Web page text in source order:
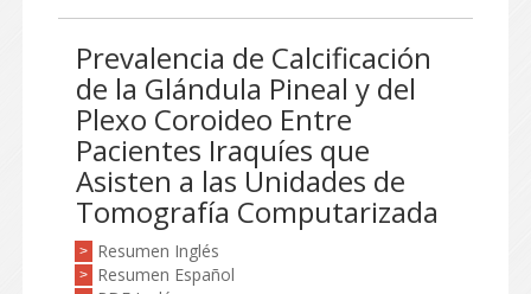
Prevalencia de Calcificación
de la Glándula Pineal y del
Plexo Coroideo Entre
Pacientes Iraquíes que
Asisten a las Unidades de
Tomografía Computarizada
> Resumen Inglés
> Resumen Español